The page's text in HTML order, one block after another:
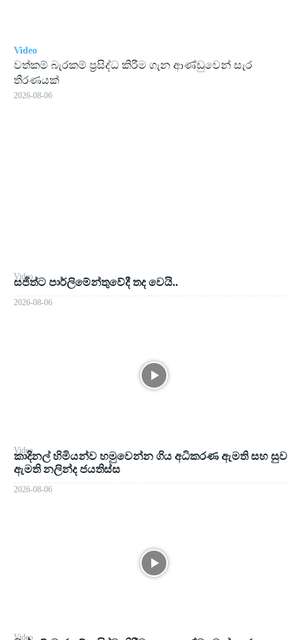
Video
සජිත්ට පාර්ලිමේන්තුවේදී තද වෙයි..
2026-08-06
Video
කාදිනල් හිමියන්ව හමුවෙන්න ගිය අධිකරණ ඇමති සහ සුව
ඇමති නලින්ද ජයතිස්ස
2026-08-06
Video
Video
වත්කම් බැරකම් ප්‍රසිද්ධ කිරීම ගැන ආණ්ඩුවෙන් සැර
තීරණයක්
2026-08-06